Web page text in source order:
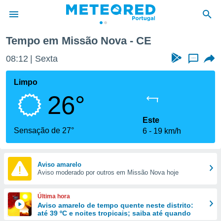
da
foi
fornecidas
a este
das
e
forma
digital
Tempo em Missão Nova - CE
08:12 Sexta ...
Limpo
26°
Sensação de 27°
Este
6
19 km/h
Aviso amarelo
Aviso moderado por outros em Missão Nova hoje
Última hora
Aviso amarelo de tempo quente neste distrito:
até 39 ºC e noites tropicais; saiba até quando